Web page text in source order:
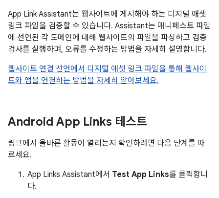
App Link Assistant는 웹사이트에 게시해야 하는 디지털 애셋
링크 파일을 검증할 수 있습니다. Assistant는 매니페스트 파일
에 선언된 각 도메인에 대해 웹사이트의 파일을 파싱하고 검증
검사를 실행하며, 오류를 수정하는 방법을 자세히 설명합니다.
웹사이트 연결 선언에서 디지털 애셋 링크 파일을 통해 웹사이
트와 앱을 연결하는 방법을 자세히 알아보세요.
Android App Links 테스트
링크에서 올바른 활동이 열리는지 확인하려면 다음 단계를 따
르세요.
App Links Assistant에서 Test App Links를 클릭합니
다.